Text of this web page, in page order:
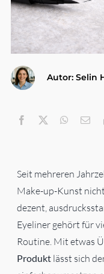
Autor: Selin
Seit mehreren
Make-up-Kunst
dezent,
Eyeliner gehört für
Routine. Mit etwas
Produktlässt sich